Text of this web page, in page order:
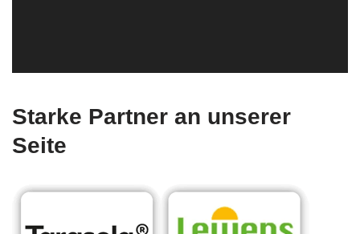
Starke Partner an unserer
Seite